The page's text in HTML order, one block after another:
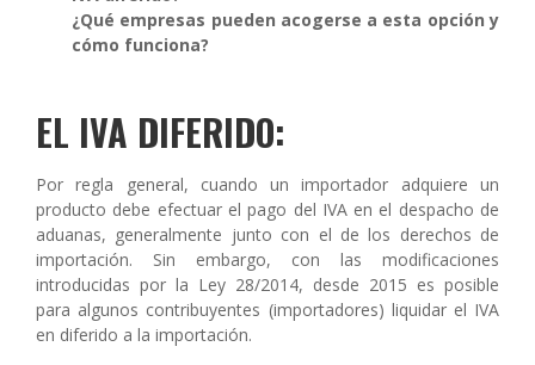
¿Qué empresas pueden acogerse a esta opción y
cómo funciona?
EL IVA DIFERIDO:
Por regla general, cuando un importador adquiere un
producto debe efectuar el pago del IVA en el despacho de
aduanas, generalmente junto con el de los derechos de
importación. Sin embargo, con las modificaciones
introducidas por la Ley 28/2014, desde 2015 es posible
para algunos contribuyentes (importadores) liquidar el IVA
en diferido a la importación.